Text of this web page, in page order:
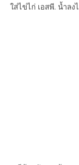
ใส่ไข่ไก่ เอสพี. น้ำล